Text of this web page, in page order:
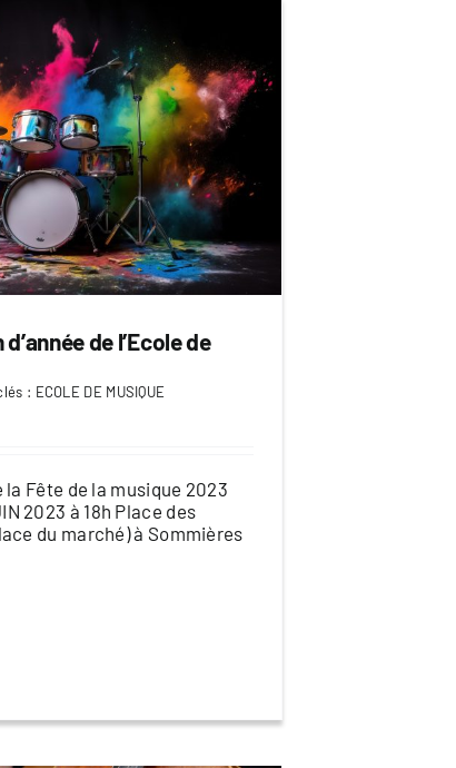
de l’Ecole de
: ECOLE DE MUSIQUE
la Fête de la musique 2023
2023 à 18h Place des
du marché) à Sommières